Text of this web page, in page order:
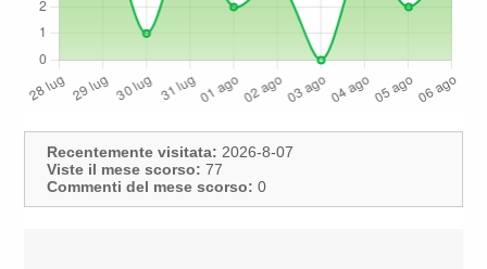
Recentemente visitata: 2026-8-07
Viste il mese scorso: 77
Commenti del mese scorso: 0